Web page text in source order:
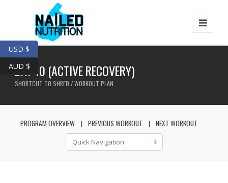
DAY 10 (ACTIVE RECOVERY)
SHORTCUT TO SHRED / WORKOUT PLAN
PROGRAM OVERVIEW PREVIOUS WORKOUT NEXT WORKOUT
USD $
AUD $